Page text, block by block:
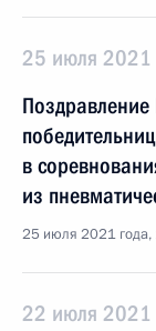
25 июля 2021
в
из
25 июля 2021
22 июля 2021